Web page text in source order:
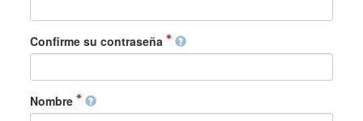
Confirme su contraseña
Nombre